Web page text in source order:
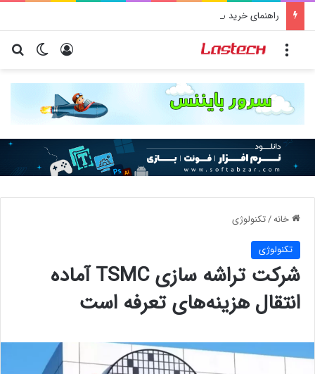
راهنمای خرید سرور اختصاصی | آموزش جامع قدم به قدم
تغییر ورود
خانه/تکنولوژی
تکنولوژی
شرکت تراشه سازی TSMC آماده
انتقال هزینه‌های تعرفه است